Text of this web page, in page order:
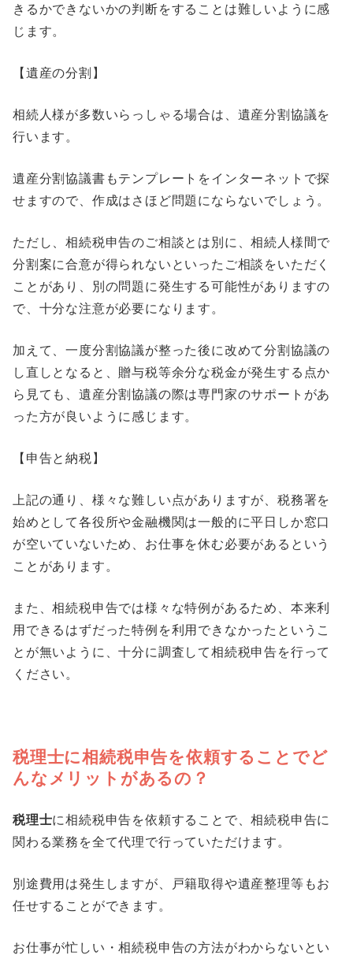
きるかできないかの判断をすることは難しいように感
じます。
【遺産の分割】
相続人様が多数いらっしゃる場合は、遺産分割協議を
行います。
遺産分割協議書もテンプレートをインターネットで探
せますので、作成はさほど問題にならないでしょう。
ただし、相続税申告のご相談とは別に、相続人様間で
分割案に合意が得られないといったご相談をいただく
ことがあり、別の問題に発生する可能性がありますの
で、十分な注意が必要になります。
加えて、一度分割協議が整った後に改めて分割協議の
し直しとなると、贈与税等余分な税金が発生する点か
ら見ても、遺産分割協議の際は専門家のサポートがあ
った方が良いように感じます。
【申告と納税】
上記の通り、様々な難しい点がありますが、税務署を
始めとして各役所や金融機関は一般的に平日しか窓口
が空いていないため、お仕事を休む必要があるという
ことがあります。
また、相続税申告では様々な特例があるため、本来利
用できるはずだった特例を利用できなかったというこ
とが無いように、十分に調査して相続税申告を行って
ください。
税理士に相続税申告を依頼することでど
んなメリットがあるの？
税理士に相続税申告を依頼することで、相続税申告に
関わる業務を全て代理で行っていただけます。
別途費用は発生しますが、戸籍取得や遺産整理等もお
任せすることができます。
お仕事が忙しい・相続税申告の方法がわからないとい